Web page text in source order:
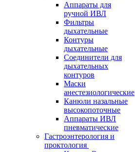
Аппараты для
ручной ИВЛ
Фильтры
дыхательные
Контуры
дыхательные
Соединители для
дыхательных
контуров
Маски
анестезиологические
Канюли назальные
высокопоточные
Аппараты ИВЛ
пневматические
Гастроэнтерология и
проктология